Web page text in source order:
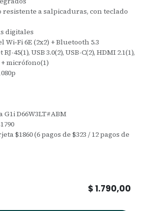
a salpicaduras, con teclado
digitales
6E (2x2) + Bluetooth 5.3
45(1), USB 3.0(2), USB-C(2), HDMI 2.1(1),
micrófono(1)
D66W3LT#ABM
$1860 (6 pagos de $323 / 12 pagos de
$ 1.790,00